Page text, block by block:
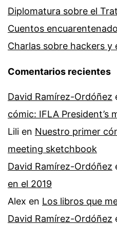
Diplomatura sobre el
Cuentos
Charlas sobre hackers y
Comentarios recientes
David Ramírez-Ordóñez
cómic: IFLA President’s
Lili en Nuestro primer
meeting sketchbook
David Ramírez-Ordóñez
en el 2019
Alex en Los libros que
David Ramírez-Ordóñez